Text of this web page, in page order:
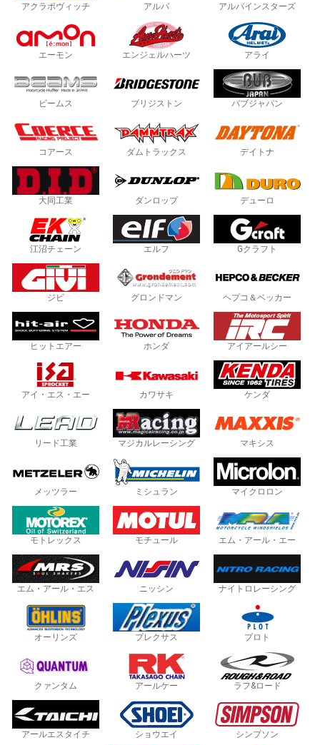
アクラポヴィッチ アルバ アルパインスターズ
エーモン エンジェルハーツ アライ
ビームス ブリジストン バブジャパン
コアース ダムトラックス デイトナ
大同工業 ダンロップ デューロ
江沼チェーン エルフ Gクラフト
ジビ グロンドマン ヘプコ＆ベッカー
ヒットエアー ホンダ アイアールシー
アイ・エス・エー カワサキ ケンダ
リード工業 マジカルレーシング マキシス
メッツラー ミシュラン マイクロロン
モトレックス モチュール エム・アール・エー
エム・アール・エス ニッシン ナイトロレーシング
オーリンズ プレクサス プロト
クァンタム アールケー ラフ&ロード
アールエスタイチ ショウエイ シンプソン